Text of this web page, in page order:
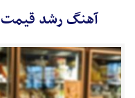
آهنگ رشد قیمت